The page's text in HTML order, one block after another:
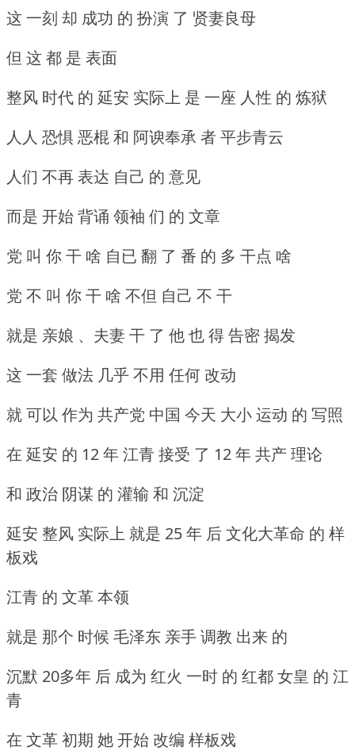
这 一刻 却 成功 的 扮演 了 贤妻良母
但 这 都 是 表面
整风 时代 的 延安 实际上 是 一座 人性 的 炼狱
人人 恐惧 恶棍 和 阿谀奉承 者 平步青云
人们 不再 表达 自己 的 意见
而是 开始 背诵 领袖 们 的 文章
党 叫 你 干 啥 自已 翻 了 番 的 多 干点 啥
党 不 叫 你 干 啥 不但 自己 不 干
就是 亲娘 、夫妻 干 了 他 也 得 告密 揭发
这 一套 做法 几乎 不用 任何 改动
就 可以 作为 共产党 中国 今天 大小 运动 的 写照
在 延安 的 12 年 江青 接受 了 12 年 共产 理论
和 政治 阴谋 的 灌输 和 沉淀
延安 整风 实际上 就是 25 年 后 文化大革命 的 样
板戏
江青 的 文革 本领
就是 那个 时候 毛泽东 亲手 调教 出来 的
沉默 20多年 后 成为 红火 一时 的 红都 女皇 的 江
青
在 文革 初期 她 开始 改编 样板戏